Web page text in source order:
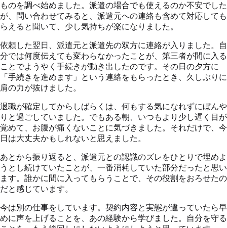
ものを調べ始めました。派遣の場合でも使えるのか不安でした
が、問い合わせてみると、派遣元への連絡も含めて対応しても
らえると聞いて、少し気持ちが楽になりました。
依頼した翌日、派遣元と派遣先の双方に連絡が入りました。自
分では何度伝えても変わらなかったことが、第三者が間に入る
ことでようやく手続きが動き出したのです。その日の夕方に
「手続きを進めます」という連絡をもらったとき、久しぶりに
肩の力が抜けました。
退職が確定してからしばらくは、何もする気になれずにぼんや
りと過ごしていました。でもある朝、いつもより少し遅く目が
覚めて、お腹が痛くないことに気づきました。それだけで、今
日は大丈夫かもしれないと思えました。
あとから振り返ると、派遣元との認識のズレをひとりで埋めよ
うとし続けていたことが、一番消耗していた部分だったと思い
ます。誰かに間に入ってもらうことで、その役割をおろせたの
だと感じています。
今は別の仕事をしています。契約内容と実態が違っていたら早
めに声を上げることを、あの経験から学びました。自分を守る